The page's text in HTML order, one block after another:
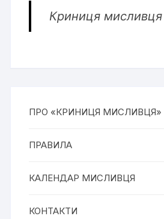
Криниця мисливця
ПРО «КРИНИЦЯ МИСЛИВЦЯ»
ПРАВИЛА
КАЛЕНДАР МИСЛИВЦЯ
КОНТАКТИ